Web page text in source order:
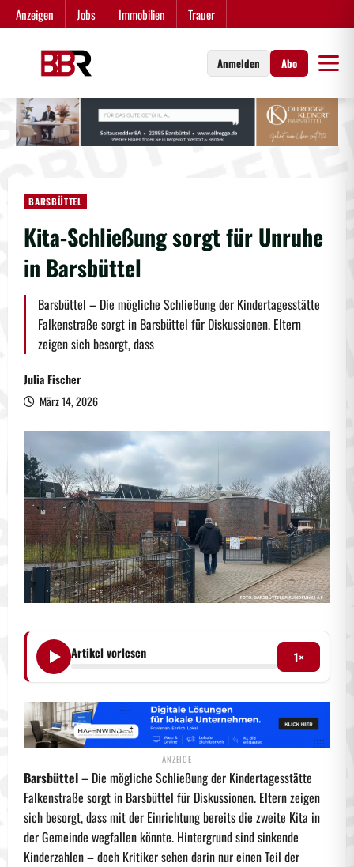
Zum
Inhalt
Anzeigen Jobs Immobilien Trauer
Anmelden Abo
BARSBÜTTEL
Kita-Schließung sorgt für Unruhe
in Barsbüttel
Barsbüttel – Die mögliche Schließung der Kindertagesstätte
Falkenstraße sorgt in Barsbüttel für Diskussionen. Eltern
zeigen sich besorgt, dass
Julia Fischer
März 14, 2026
Artikel vorlesen 1×
Barsbüttel– Die mögliche Schließung der Kindertagesstätte
Falkenstraße sorgt in Barsbüttel für Diskussionen. Eltern zeigen
sich besorgt, dass mit der Einrichtung bereits die zweite Kita in
der Gemeinde wegfallen könnte. Hintergrund sind sinkende
Kinderzahlen – doch Kritiker sehen darin nur einen Teil der